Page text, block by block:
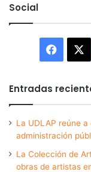
Social
Entradas
La UDLAP reúne
administración
La Colección de
obras de artistas